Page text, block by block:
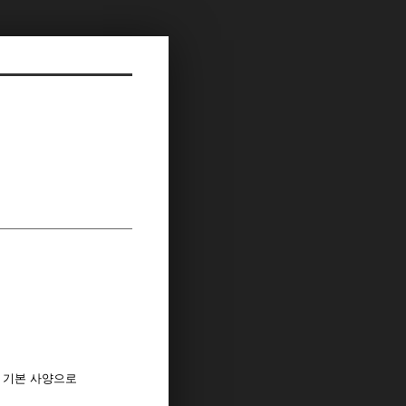
본 사양으로